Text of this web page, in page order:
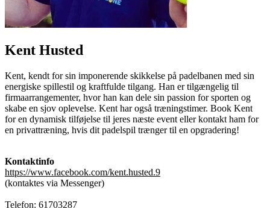
Kent Husted
Kent, kendt for sin imponerende skikkelse på padelbanen med sin
energiske spillestil og kraftfulde tilgang. Han er tilgængelig til
firmaarrangementer, hvor han kan dele sin passion for sporten og
skabe en sjov oplevelse. Kent har også træningstimer. Book Kent
for en dynamisk tilføjelse til jeres næste event eller kontakt ham for
en privattræning, hvis dit padelspil trænger til en opgradering!
Kontaktinfo
https://www.facebook.com/kent.husted.9
(kontaktes via Messenger)
Telefon: 61703287